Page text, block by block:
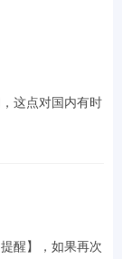
这点对国内有时
醒】，如果再次